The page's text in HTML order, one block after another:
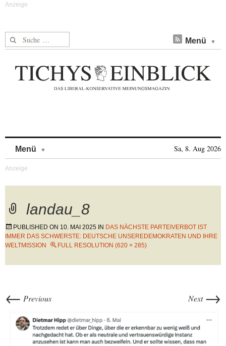
Suche nach: Menü
Menü Sa, 8. Aug 2026
landau_8
PUBLISHED ON 10. MAI 2025 IN DAS NÄCHSTE PARTEIVERBOT IST
IMMER DAS SCHWERSTE: DEUTSCHE UNSEREDEMOKRATEN UND IHRE
WELTMISSION
FULL RESOLUTION (620 × 285)
← Previous Next →